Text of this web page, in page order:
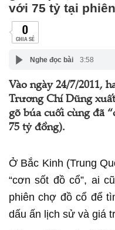
với 75 tỷ tại
0
CHIA SẺ
Nghe đọc bài 3:58
Vào ngày 24/7/2011,
Trương Chí Dũng
gõ búa cuối cùng đã
75 tỷ đồng).
Ở Bắc Kinh (Trung
“cơn sốt đồ cổ”, ai
phiên chợ đồ cổ để
dấu ấn lịch sử và giá